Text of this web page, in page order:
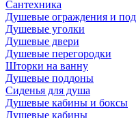
Сантехника
Душевые ограждения и
Душевые уголки
Душевые двери
Душевые перегородки
Шторки на ванну
Душевые поддоны
Сиденья для душа
Душевые кабины и боксы
Душевые кабины